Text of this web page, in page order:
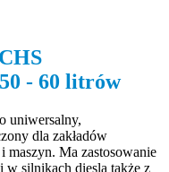
- 60 litrów
uniwersalny,
dla zakładów
Ma zastosowanie
silnikach diesla także z